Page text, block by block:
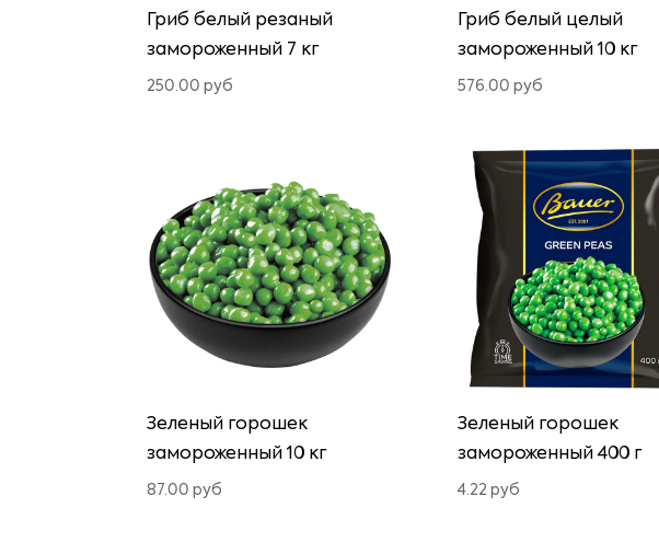
Гриб белый резаный
замороженный 7 кг
250.00руб
Гриб белый целый
замороженный 10 кг
576.00 руб
Зеленый горошек
замороженный 10 кг
87.00руб
Зеленый горошек
замороженный 400 г
4.22 руб